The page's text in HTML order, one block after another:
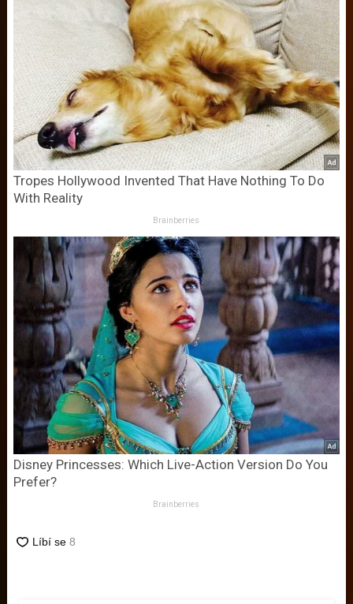
Tropes Hollywood Invented That Have Nothing To Do
With Reality
Brainberries
Disney Princesses: Which Live-Action Version Do You
Prefer?
Brainberries